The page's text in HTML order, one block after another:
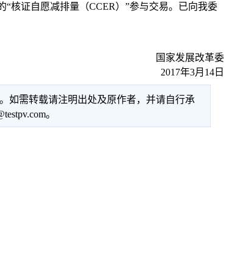
证自愿减排量（CCER）”参与交易。已向我委
国家发展改革委
2017年3月14日
如需转载请注明出处及原作者，并请自行承
。